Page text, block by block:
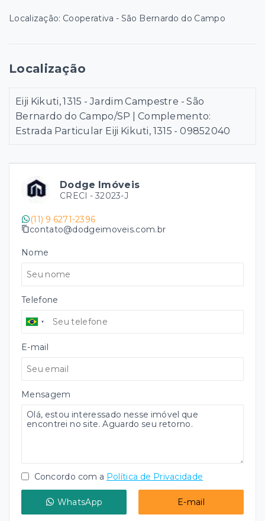
Dodge Imóveis
CRECI - 32023-J
(11) 9 6271-2396
contato@dodgeimoveis.com.br
Nome
Telefone
E-mail
Mensagem
Concordo com a Política de Privacidade
WhatsApp E-mail
Localização: Cooperativa - São Bernardo do Campo
Localização
Eiji Kikuti, 1315 - Jardim Campestre - São
Bernardo do Campo/SP | Complemento:
Estrada Particular Eiji Kikuti, 1315 - 09852040